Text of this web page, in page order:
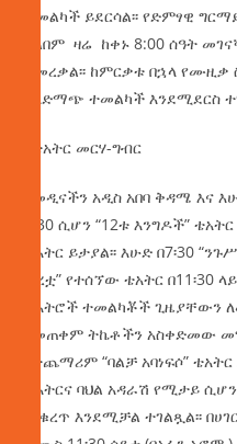
ተመልካች ይደርሳል፡፡ የድምፃዊ
አልበም ዛሬ ከቀኑ 8:00 ሰዓት
ይመረቃል፡፡ ከምርቃቱ በኋላ
ለአድማጭ ተመልካች እንደሚደርስ
የቴአትር መርሃ-ግብር
በመዲናችን አዲስ አበባ ቅዳሜ እና
7፡30 ሲሆን “12ቱ እንግዶች”
ቴአትር ይታያል፡፡ እሁድ በ7፡30
ብረቷ” የተሰኘው ቴአትር በ11፡30
ቴአትሮች ተመልካቾች ጊዜያቸውን
በመጠቀም ትኬቶችን አስቀድመው
በተጨማሪም “ባልቻ አባነፍሶ”
ቴአትርና ባህል አዳራሽ የሚታይ
መቁረጥ እንደሚቻል ተገልጿል፡፡